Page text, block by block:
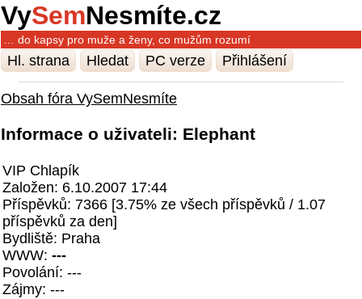
VySemNesmíte.cz
… do kapsy pro muže a ženy, co mužům rozumí
Hl. strana Hledat PC verze Přihlášení
Obsah fóra VySemNesmíte
Informace o uživateli: Elephant
VIP Chlapík
Založen: 6.10.2007 17:44
Příspěvků: 7366 [3.75% ze všech příspěvků / 1.07
příspěvků za den]
Bydliště: Praha
WWW: ---
Povolání: ---
Zájmy: ---